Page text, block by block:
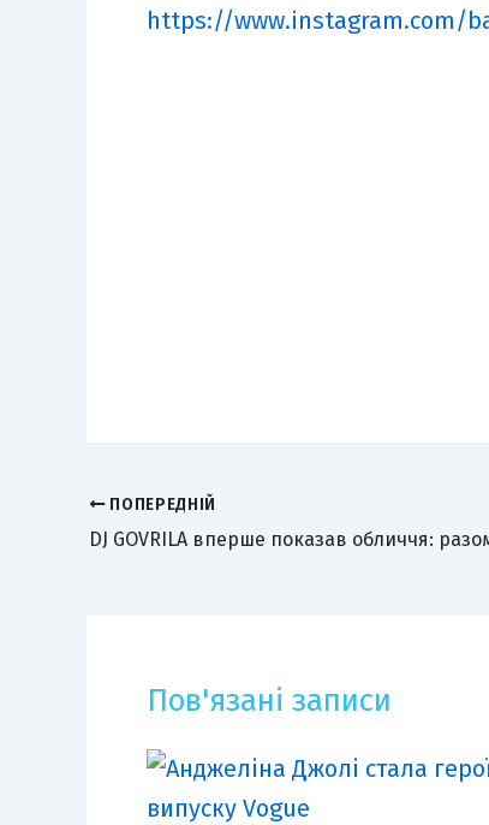
https://www.instagram.com/
ПОПЕРЕДНІЙ
Пов'язані записи